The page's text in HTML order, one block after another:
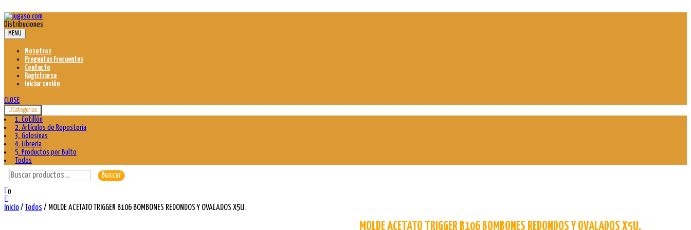
Skip
to
content
Distribuciones
MENU
Nosotros
Preguntas Frecuentes
Contacto
Registrarse
Iniciar sesión
CLOSE
Categorias
1. Cotillón
2. Artículos de Repostería
3. Golosinas
4. Librería
5. Productos por Bulto
Todos
Buscar
por:
Buscar
0
Inicio / Todos / MOLDE ACETATO TRIGGER B106 BOMBONES REDONDOS Y OVALADOS X5U.
MOLDE ACETATO TRIGGER B106 BOMBONES REDONDOS Y OVALADOS X5U.